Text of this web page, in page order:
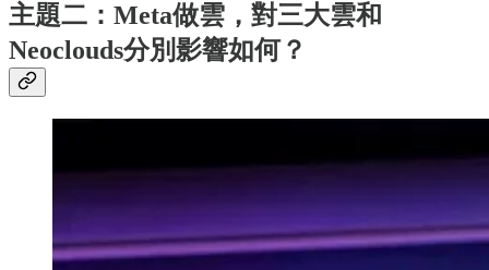
主題二：Meta做雲，對三大雲和
Neoclouds分別影響如何？